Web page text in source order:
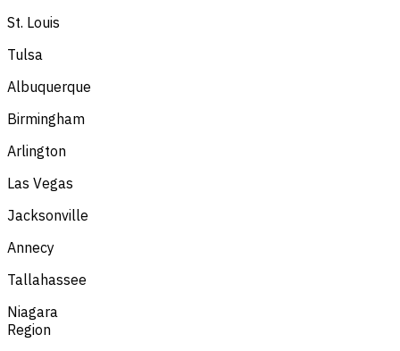
St. Louis
Tulsa
Albuquerque
Birmingham
Arlington
Las Vegas
Jacksonville
Annecy
Tallahassee
Niagara
Region